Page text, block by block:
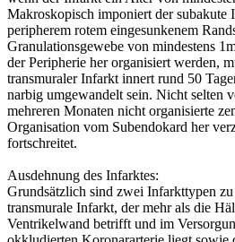
Makroskopisch imponiert der subakute
peripherem rotem eingesunkenem
Granulationsgewebe von mindestens
der Peripherie her organisiert werden,
transmuraler Infarkt innert rund 50
narbig umgewandelt sein. Nicht selten
mehreren Monaten nicht organisierte
Organisation vom Subendokard her
fortschreitet.
Ausdehnung des Infarktes:
Grundsätzlich sind zwei Infarkttypen zu
transmurale Infarkt, der mehr als die
Ventrikelwand betrifft und im